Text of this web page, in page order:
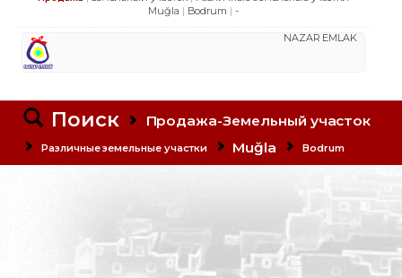
Muğla
Bodrum -
NAZAR EMLAK
Поиск Продажа-Земельный участок
Различные земельные участки Muğla Bodrum